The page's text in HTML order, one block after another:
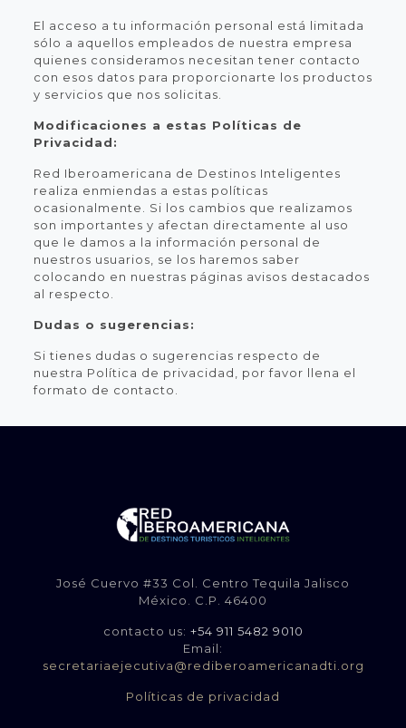
El acceso a tu información personal está limitada
sólo a aquellos empleados de nuestra empresa
quienes consideramos necesitan tener contacto
con esos datos para proporcionarte los productos
y servicios que nos solicitas.
Modificaciones a estas Políticas de
Privacidad:
Red Iberoamericana de Destinos Inteligentes
realiza enmiendas a estas políticas
ocasionalmente. Si los cambios que realizamos
son importantes y afectan directamente al uso
que le damos a la información personal de
nuestros usuarios, se los haremos saber
colocando en nuestras páginas avisos destacados
al respecto.
Dudas o sugerencias:
Si tienes dudas o sugerencias respecto de
nuestra Política de privacidad, por favor llena el
formato de contacto.
José Cuervo #33 Col. Centro Tequila Jalisco
México. C.P. 46400
contacto us: +54 911 5482 9010
Email:
secretariaejecutiva@rediberoamericanadti.org
Políticas de privacidad